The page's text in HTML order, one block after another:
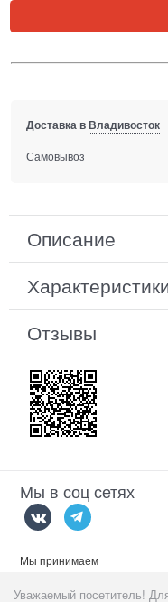
Доставка вВладивосток
Самовывоз
Описание
Отзывы
Мы в соц сетях
Мы принимаем
Уважаемый посетитель!